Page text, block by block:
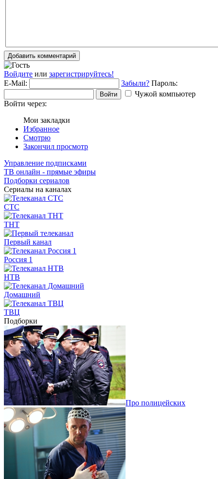
Добавить комментарий
Войдите или зарегистрируйтесь!
E-Mail:
Забыли? Пароль:
Войти
Чужой компьютер
Войти через:
Мои закладки
Избранное
Смотрю
Закончил просмотр
Управление подписками
ТВ онлайн - прямые эфиры
Подборки сериалов
Сериалы на каналах
СТС
ТНТ
Первый канал
Россия 1
НТВ
Домашний
ТВЦ
Подборки
Про полицейских